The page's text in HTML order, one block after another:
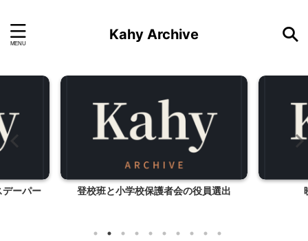
Kahy Archive
班と小学校保護者会の役員選出 映画「オーシャンズ